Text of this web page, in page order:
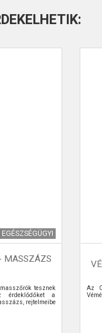
EGÉSZSÉGÜGYI
MASSZÁZS
tesznek
érdeklődőket a
rejtelmeibe
Az